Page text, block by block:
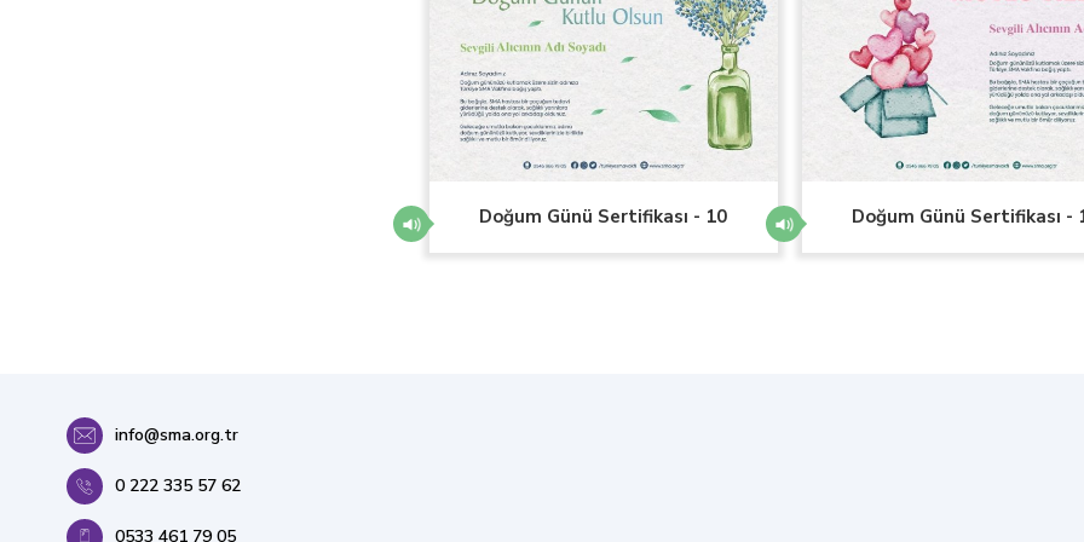
Doğum Günü Sertifikası - 10 Doğum Günü Sertifikası -
info@sma.org.tr
0 222 335 57 62
0533 461 79 05